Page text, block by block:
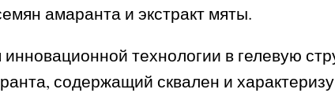
амаранта и экстракт мяты.
технологии в гелевую
содержащий сквален и